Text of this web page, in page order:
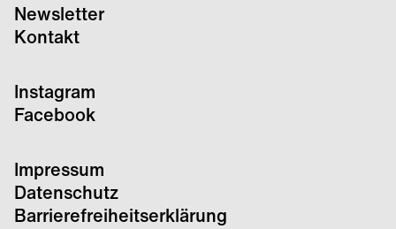
Newsletter
Kontakt
Instagram
Facebook
Impressum
Datenschutz
Barrierefreiheitserklärung